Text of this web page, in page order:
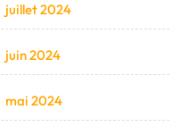
juillet 2024
juin 2024
mai 2024